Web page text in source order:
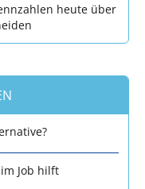
heute über
Job hilft